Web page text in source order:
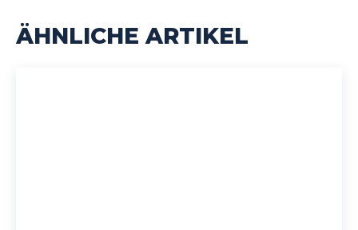
ÄHNLICHE ARTIKEL